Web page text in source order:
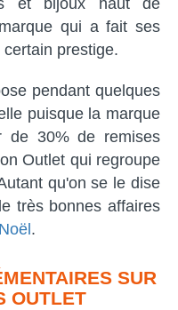
et bijoux haut de
qui a fait ses
prestige.
pendant quelques
puisque la marque
de 30% de remises
Outlet qui regroupe
qu'on se le dise
très bonnes affaires
Noël .
SUR
OUTLET